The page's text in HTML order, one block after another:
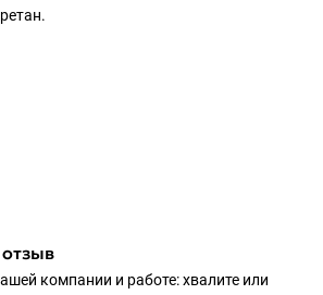
отзыв
компании и работе: хвалите или